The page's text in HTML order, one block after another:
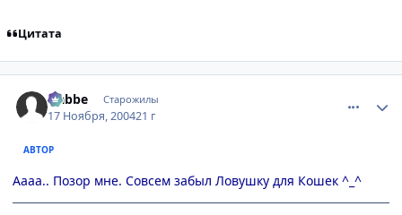
Цитата
Nabbe Старожилы
17 Ноября, 200421 г
АВТОР
Аааа.. Позор мне. Совсем забыл Ловушку для Кошек ^_^